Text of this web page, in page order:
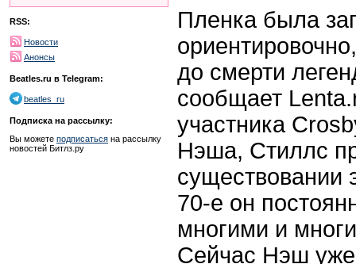
RSS:
Новости
Анонсы
Beatles.ru в Telegram:
beatles_ru
Подписка на рассылку:
Вы можете подписаться на рассылку
новостей Битлз.ру
Пленка была
до смерти
сообщает
участника
Нэша, Стиллс
существовании
70-е он
многими и
Сейчас Нэш уже